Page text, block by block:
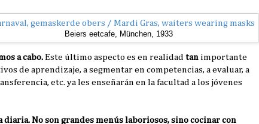
Beiers eetcafe, München, 1933
a cabo. Este último aspecto es en realidad tan importante
de aprendizaje, a segmentar en competencias, a evaluar, a
etc. ya les enseñarán en la facultad a los jóvenes
diaria. No son grandes menús laboriosos, sino cocinar con